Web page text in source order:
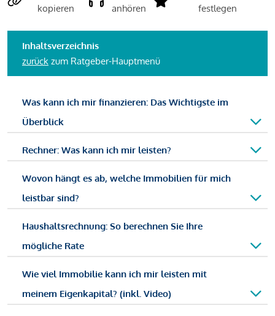
kopieren
anhören
festlegen
Inhaltsverzeichnis
zurück zum Ratgeber-Hauptmenü
Was kann ich mir finanzieren: Das Wichtigste im
Überblick
Rechner: Was kann ich mir leisten?
Wovon hängt es ab, welche Immobilien für mich
leistbar sind?
Haushaltsrechnung: So berechnen Sie Ihre
mögliche Rate
Wie viel Immobilie kann ich mir leisten mit
meinem Eigenkapital? (inkl. Video)